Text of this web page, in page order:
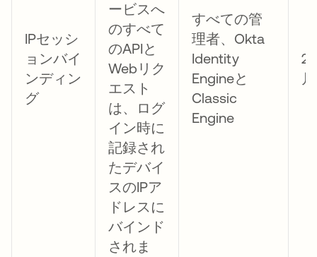
IPセッシ
ョンバイ
ンディン
グ
ービスへ
のすべて
のAPIと
Webリク
エスト
は、ログ
イン時に
記録され
たデバイ
スのIPア
ドレスに
バインド
されま
すべての管
理者、Okta
Identity
Engineと
Classic
Engine
月